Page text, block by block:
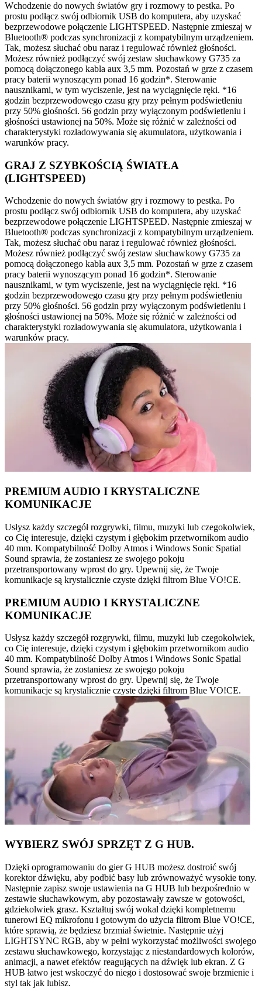
Wchodzenie do nowych światów gry i rozmowy to pestka. Po
prostu podłącz swój odbiornik USB do komputera, aby uzyskać
bezprzewodowe połączenie LIGHTSPEED. Następnie zmieszaj w
Bluetooth® podczas synchronizacji z kompatybilnym urządzeniem.
Tak, możesz słuchać obu naraz i regulować również głośności.
Możesz również podłączyć swój zestaw słuchawkowy G735 za
pomocą dołączonego kabla aux 3,5 mm. Pozostań w grze z czasem
pracy baterii wynoszącym ponad 16 godzin*. Sterowanie
nausznikami, w tym wyciszenie, jest na wyciągnięcie ręki. *16
godzin bezprzewodowego czasu gry przy pełnym podświetleniu
przy 50% głośności. 56 godzin przy wyłączonym podświetleniu i
głośności ustawionej na 50%. Może się różnić w zależności od
charakterystyki rozładowywania się akumulatora, użytkowania i
warunków pracy.
GRAJ Z SZYBKOŚCIĄ ŚWIATŁA
(LIGHTSPEED)
Wchodzenie do nowych światów gry i rozmowy to pestka. Po
prostu podłącz swój odbiornik USB do komputera, aby uzyskać
bezprzewodowe połączenie LIGHTSPEED. Następnie zmieszaj w
Bluetooth® podczas synchronizacji z kompatybilnym urządzeniem.
Tak, możesz słuchać obu naraz i regulować również głośności.
Możesz również podłączyć swój zestaw słuchawkowy G735 za
pomocą dołączonego kabla aux 3,5 mm. Pozostań w grze z czasem
pracy baterii wynoszącym ponad 16 godzin*. Sterowanie
nausznikami, w tym wyciszenie, jest na wyciągnięcie ręki. *16
godzin bezprzewodowego czasu gry przy pełnym podświetleniu
przy 50% głośności. 56 godzin przy wyłączonym podświetleniu i
głośności ustawionej na 50%. Może się różnić w zależności od
charakterystyki rozładowywania się akumulatora, użytkowania i
warunków pracy.
PREMIUM AUDIO I KRYSTALICZNE
KOMUNIKACJE
Usłysz każdy szczegół rozgrywki, filmu, muzyki lub czegokolwiek,
co Cię interesuje, dzięki czystym i głębokim przetwornikom audio
40 mm. Kompatybilność Dolby Atmos i Windows Sonic Spatial
Sound sprawia, że zostaniesz ze swojego pokoju
przetransportowany wprost do gry. Upewnij się, że Twoje
komunikacje są krystalicznie czyste dzięki filtrom Blue VO!CE.
PREMIUM AUDIO I KRYSTALICZNE
KOMUNIKACJE
Usłysz każdy szczegół rozgrywki, filmu, muzyki lub czegokolwiek,
co Cię interesuje, dzięki czystym i głębokim przetwornikom audio
40 mm. Kompatybilność Dolby Atmos i Windows Sonic Spatial
Sound sprawia, że zostaniesz ze swojego pokoju
przetransportowany wprost do gry. Upewnij się, że Twoje
komunikacje są krystalicznie czyste dzięki filtrom Blue VO!CE.
WYBIERZ SWÓJ SPRZĘT Z G HUB.
Dzięki oprogramowaniu do gier G HUB możesz dostroić swój
korektor dźwięku, aby podbić basy lub zrównoważyć wysokie tony.
Następnie zapisz swoje ustawienia na G HUB lub bezpośrednio w
zestawie słuchawkowym, aby pozostawały zawsze w gotowości,
gdziekolwiek grasz. Kształtuj swój wokal dzięki kompletnemu
tunerowi EQ mikrofonu i gotowym do użycia filtrom Blue VO!CE,
które sprawią, że będziesz brzmiał świetnie. Następnie użyj
LIGHTSYNC RGB, aby w pełni wykorzystać możliwości swojego
zestawu słuchawkowego, korzystając z niestandardowych kolorów,
animacji, a nawet efektów reagujących na dźwięk lub ekran. Z G
HUB łatwo jest wskoczyć do niego i dostosować swoje brzmienie i
styl tak jak lubisz.